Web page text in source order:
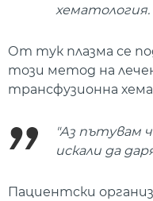
хематология.
От тук плазма се
този метод на
трансфузионна
"Аз пътувам
искали да
Пациентски